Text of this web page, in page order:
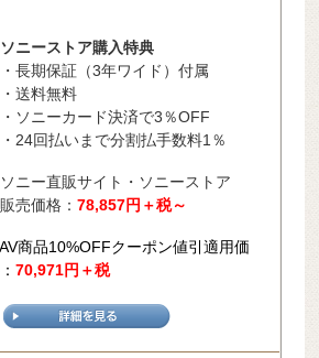
ソニーストア購入特典
長期保証（3年ワイド）付属
送料無料
ソニーカード決済で3％OFF
24回払いまで分割払手数料1％
ニー直販サイト・ソニーストア
売価格：78,857円＋税～
AV商品10%OFFクーポン値引適用価
70,971円＋税